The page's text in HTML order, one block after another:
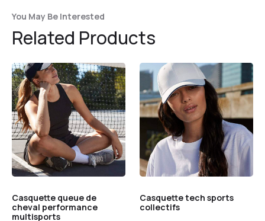
You May Be Interested
Related Products
Casquette queue de
cheval performance
multisports
Casquette tech sports
collectifs